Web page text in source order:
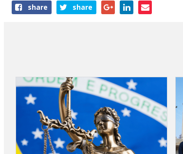
Shareshare share